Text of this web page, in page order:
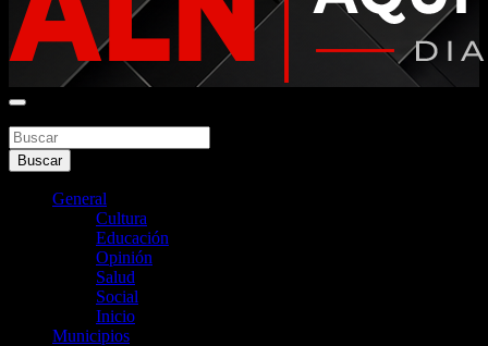
Aquí La Noticia
Buscar
General
Cultura
Educación
Opinión
Salud
Social
Inicio
Municipios